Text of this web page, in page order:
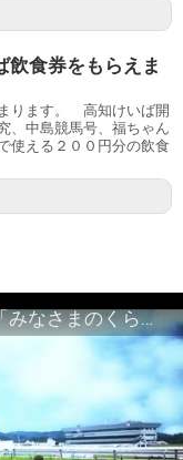
飲食券をもらえま
ります。 高知けいば開
、中島競馬号、福ちゃん
使える２００円分の飲食
地方競馬プロモーションビデオ「みなさまのくらしのために」30秒篇｜NAR公式